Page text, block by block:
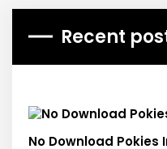
Recent
No Download